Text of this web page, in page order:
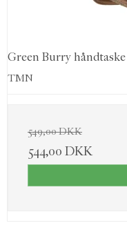
Green Burry håndtaske
TMN
549,00 DKK
544,00 DKK